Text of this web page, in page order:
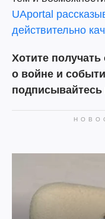
UAportal
действительно
Хотите
о войне и
подписывайтесь